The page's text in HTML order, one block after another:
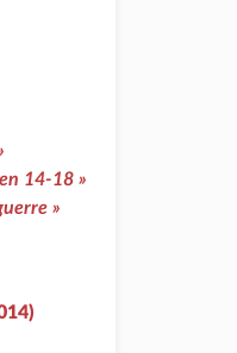
14-18 »
»